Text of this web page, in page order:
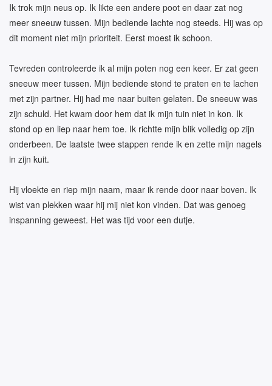
Ik trok mijn neus op. Ik likte een andere poot en daar zat nog
meer sneeuw tussen. Mijn bediende lachte nog steeds. Hij was op
dit moment niet mijn prioriteit. Eerst moest ik schoon.
Tevreden controleerde ik al mijn poten nog een keer. Er zat geen
sneeuw meer tussen. Mijn bediende stond te praten en te lachen
met zijn partner. Hij had me naar buiten gelaten. De sneeuw was
zijn schuld. Het kwam door hem dat ik mijn tuin niet in kon. Ik
stond op en liep naar hem toe. Ik richtte mijn blik volledig op zijn
onderbeen. De laatste twee stappen rende ik en zette mijn nagels
in zijn kuit.
Hij vloekte en riep mijn naam, maar ik rende door naar boven. Ik
wist van plekken waar hij mij niet kon vinden. Dat was genoeg
inspanning geweest. Het was tijd voor een dutje.